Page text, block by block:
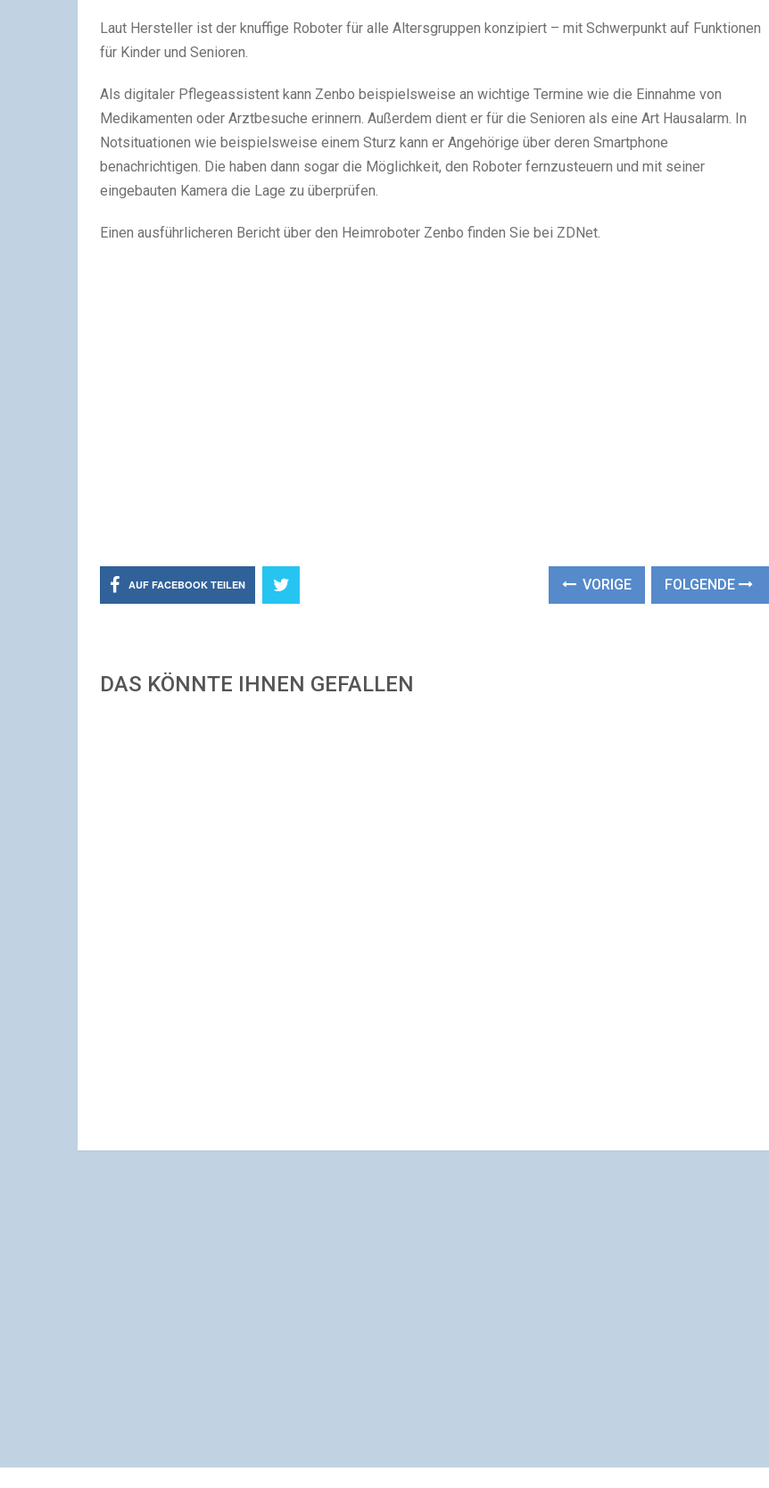
Laut Hersteller ist der knuffige Roboter für alle Altersgruppen konzipiert – mit Schwerpunkt auf Funktionen
für Kinder und Senioren.
Als digitaler Pflegeassistent kann Zenbo beispielsweise an wichtige Termine wie die Einnahme von
Medikamenten oder Arztbesuche erinnern. Außerdem dient er für die Senioren als eine Art Hausalarm. In
Notsituationen wie beispielsweise einem Sturz kann er Angehörige über deren Smartphone
benachrichtigen. Die haben dann sogar die Möglichkeit, den Roboter fernzusteuern und mit seiner
eingebauten Kamera die Lage zu überprüfen.
Einen ausführlicheren Bericht über den Heimroboter Zenbo finden Sie bei ZDNet.
AUF FACEBOOK TEILEN VORIGE FOLGENDE
DAS KÖNNTE IHNEN GEFALLEN